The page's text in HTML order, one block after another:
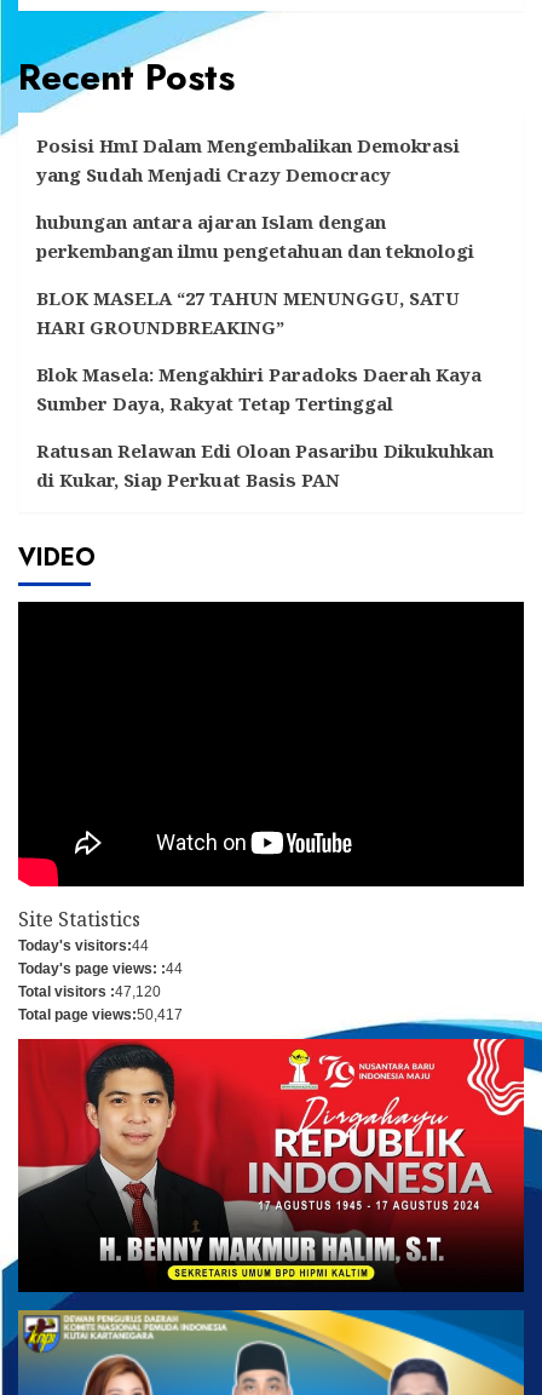
Recent Posts
Posisi HmI Dalam Mengembalikan Demokrasi
yang Sudah Menjadi Crazy Democracy
hubungan antara ajaran Islam dengan
perkembangan ilmu pengetahuan dan teknologi
BLOK MASELA “27 TAHUN MENUNGGU, SATU
HARI GROUNDBREAKING”
Blok Masela: Mengakhiri Paradoks Daerah Kaya
Sumber Daya, Rakyat Tetap Tertinggal
Ratusan Relawan Edi Oloan Pasaribu Dikukuhkan
di Kukar, Siap Perkuat Basis PAN
VIDEO
Site Statistics
Today's visitors:44
Today's page views: :44
Total visitors :47,120
Total page views:50,417